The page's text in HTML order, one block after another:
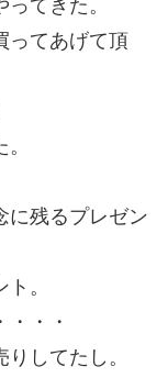
てきた。
ってあげて頂
に残るプレゼン
。
・・
してたし。